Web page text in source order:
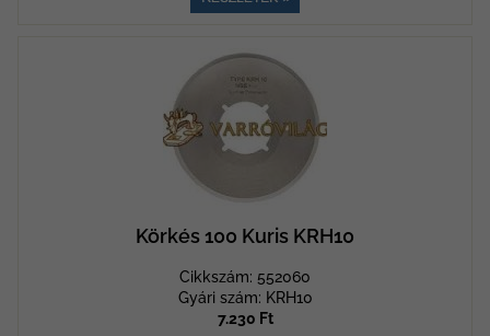
Körkés 100 Kuris KRH10
Cikkszám: 552060
Gyári szám: KRH10
7.230 Ft